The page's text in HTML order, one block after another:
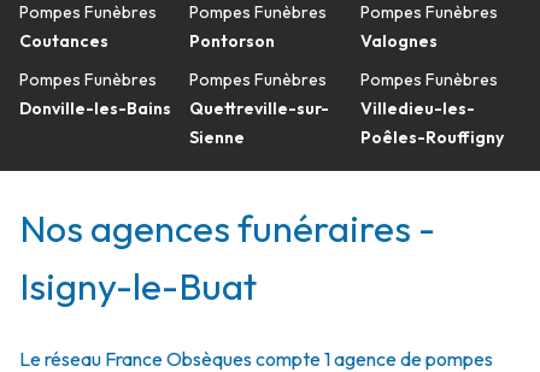
Pompes Funèbres
Coutances
Pompes Funèbres
Donville-les-Bains
Pompes Funèbres
Pontorson
Pompes Funèbres
Quettreville-sur-
Sienne
Pompes Funèbres
Valognes
Pompes Funèbres
Villedieu-les-
Poêles-Rouffigny
Nos agences funéraires -
Isigny-le-Buat
Le réseau France Obsèques compte 1 agence de pompes